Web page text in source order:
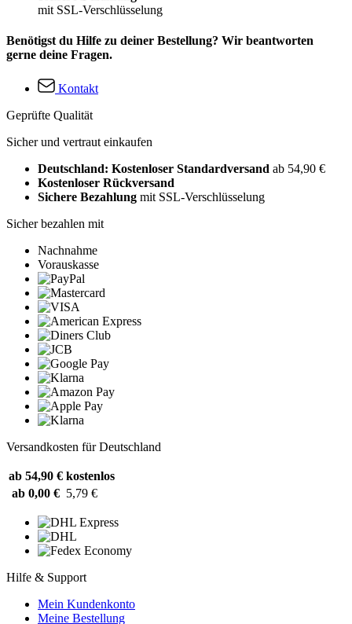
mit SSL-Verschlüsselung
Benötigst du Hilfe zu deiner Bestellung? Wir beantworten
gerne deine Fragen.
Kontakt
Geprüfte Qualität
Sicher und vertraut einkaufen
Deutschland: Kostenloser Standardversand ab 54,90 €
Kostenloser Rückversand
Sichere Bezahlung mit SSL-Verschlüsselung
Sicher bezahlen mit
Nachnahme
Vorauskasse
Versandkosten für Deutschland
ab 54,90 € kostenlos
ab 0,00 € 5,79 €
Hilfe & Support
Mein Kundenkonto
Meine Bestellung